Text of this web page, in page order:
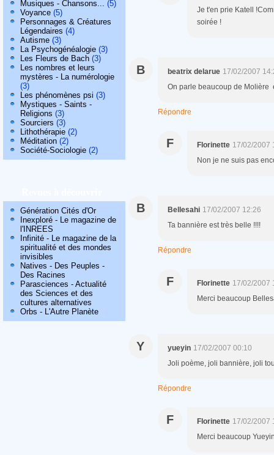
Musiques - Chansons... (5)
Voyance (5)
Personnages & Créatures
Légendaires (4)
Autisme (3)
La Psychogénéalogie (3)
Les Fleurs de Bach (3)
Les nombres et leurs
mystères - La numérologie
(3)
Les phénomènes psi (3)
Mystiques - Saints -
Religions (3)
Sourciers (3)
Lithothérapie (2)
Méditation (2)
Société-Sociologie (2)
Génération Cités d'Or
Inexploré - Le magazine de
l'INREES
Infinité - Le magazine de la
spiritualité et des mondes
invisibles
Natives - Des Peuples -
Des Racines
Parasciences - Actualité
des Sciences et des
cultures alternatives
Orbs - L'Autre Planète
Je t'en prie Katell
soirée !
B beatrix delarue 17/02/2007
On parle beaucoup de Molière
Répondre
F Florinette 17/02/2007
Non je ne suis pas
B Bellesahi 17/02/2007 12:26
Ta bannière est très belle !!!!
Répondre
F Florinette 17/02/2007
Merci beaucoup
Y yueyin 17/02/2007 00:10
Joli poème, joli bannière, joli
Répondre
F Florinette 17/02/2007
Merci beaucoup